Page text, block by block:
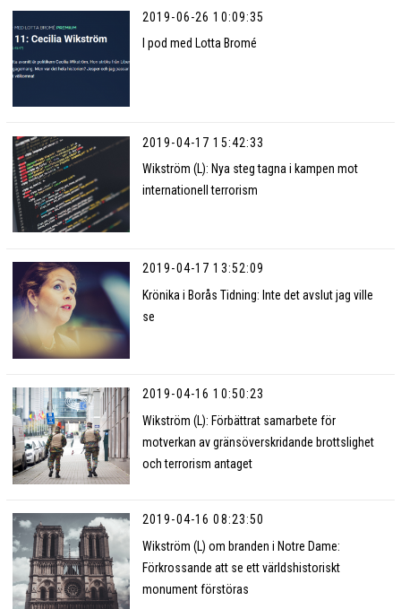
2019-06-26 10:09:35
I pod med Lotta Bromé
2019-04-17 15:42:33
Wikström (L): Nya steg tagna i kampen mot
internationell terrorism
2019-04-17 13:52:09
Krönika i Borås Tidning: Inte det avslut jag ville
se
2019-04-16 10:50:23
Wikström (L): Förbättrat samarbete för
motverkan av gränsöverskridande brottslighet
och terrorism antaget
2019-04-16 08:23:50
Wikström (L) om branden i Notre Dame:
Förkrossande att se ett världshistoriskt
monument förstöras